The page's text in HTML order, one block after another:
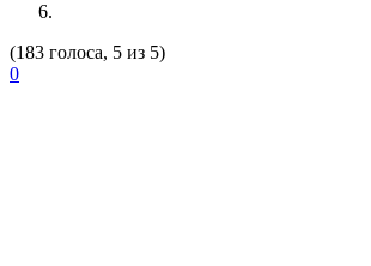
(183 голоса, 5 из 5)
0